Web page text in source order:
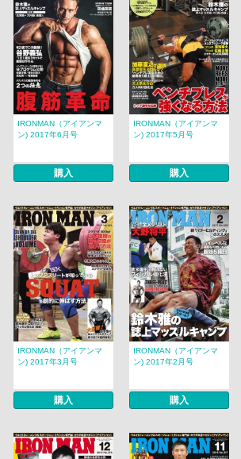
IRONMAN（アイアンマ
ン) 2017年6月号
購入
IRONMAN（アイアンマ
ン) 2017年5月号
購入
IRONMAN（アイアンマ
ン) 2017年3月号
購入
IRONMAN（アイアンマ
ン) 2017年2月号
購入